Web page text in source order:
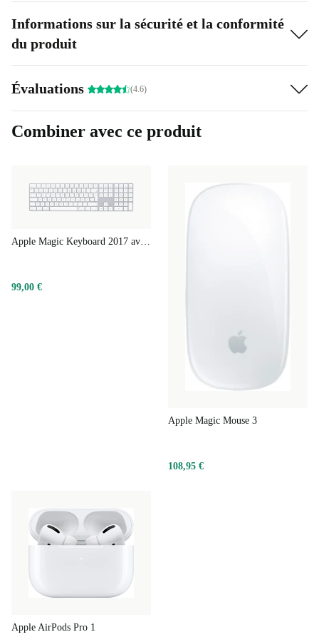
Informations sur la sécurité et la conformité
du produit
Évaluations (4.6)
Combiner avec ce produit
Apple Magic Keyboard 2017 avec pavé numérique
99,00 €
Apple Magic Mouse 3
108,95 €
Apple AirPods Pro 1